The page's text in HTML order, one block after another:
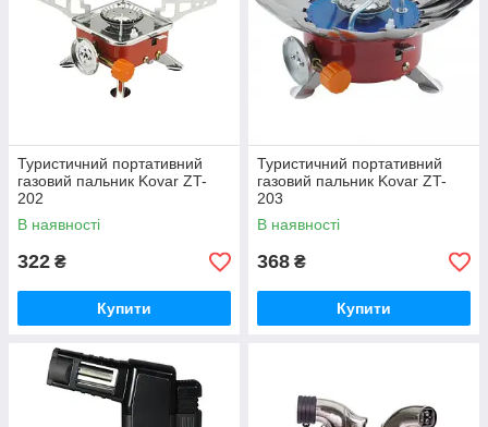
Туристичний портативний
газовий пальник Kovar ZT-
202
В наявності
322 ₴
Купити
Туристичний портативний
газовий пальник Kovar ZT-
203
В наявності
368 ₴
Купити